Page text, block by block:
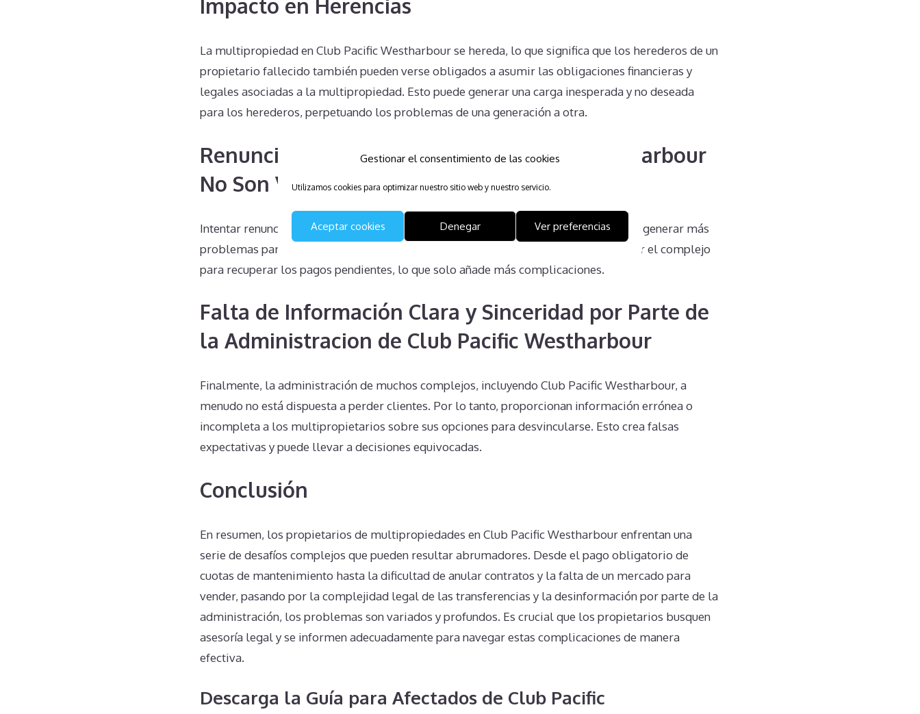
Gestionar el consentimiento de las cookies
Utilizamos cookies para optimizar nuestro sitio web y nuestro servicio.
Aceptar cookies Denegar Ver preferencias
Impacto en Herencias
La multipropiedad en Club Pacific Westharbour se hereda, lo que significa que los herederos de un
propietario fallecido también pueden verse obligados a asumir las obligaciones financieras y
legales asociadas a la multipropiedad. Esto puede generar una carga inesperada y no deseada
para los herederos, perpetuando los problemas de una generación a otra.
Renuncias Unilaterales en Club Pacific Westharbour
No Son Viables
Intentar renunciar unilateralmente a la propiedad no es posible legalmente y puede generar más
problemas para el propietario. Esto puede incluir acciones legales emprendidas por el complejo
para recuperar los pagos pendientes, lo que solo añade más complicaciones.
Falta de Información Clara y Sinceridad por Parte de
la Administracion de Club Pacific Westharbour
Finalmente, la administración de muchos complejos, incluyendo Club Pacific Westharbour, a
menudo no está dispuesta a perder clientes. Por lo tanto, proporcionan información errónea o
incompleta a los multipropietarios sobre sus opciones para desvincularse. Esto crea falsas
expectativas y puede llevar a decisiones equivocadas.
Conclusión
En resumen, los propietarios de multipropiedades en Club Pacific Westharbour enfrentan una
serie de desafíos complejos que pueden resultar abrumadores. Desde el pago obligatorio de
cuotas de mantenimiento hasta la dificultad de anular contratos y la falta de un mercado para
vender, pasando por la complejidad legal de las transferencias y la desinformación por parte de la
administración, los problemas son variados y profundos. Es crucial que los propietarios busquen
asesoría legal y se informen adecuadamente para navegar estas complicaciones de manera
efectiva.
Descarga la Guía para Afectados de Club Pacific